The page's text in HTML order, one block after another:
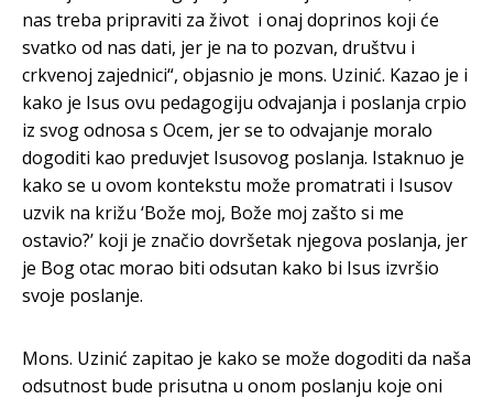
nas treba pripraviti za život i onaj doprinos koji će
svatko od nas dati, jer je na to pozvan, društvu i
crkvenoj zajednici“, objasnio je mons. Uzinić. Kazao je i
kako je Isus ovu pedagogiju odvajanja i poslanja crpio
iz svog odnosa s Ocem, jer se to odvajanje moralo
dogoditi kao preduvjet Isusovog poslanja. Istaknuo je
kako se u ovom kontekstu može promatrati i Isusov
uzvik na križu ‘Bože moj, Bože moj zašto si me
ostavio?’ koji je značio dovršetak njegova poslanja, jer
je Bog otac morao biti odsutan kako bi Isus izvršio
svoje poslanje.
Mons. Uzinić zapitao je kako se može dogoditi da naša
odsutnost bude prisutna u onom poslanju koje oni